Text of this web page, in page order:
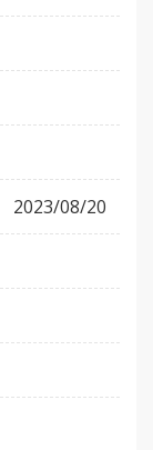
2023/08/20